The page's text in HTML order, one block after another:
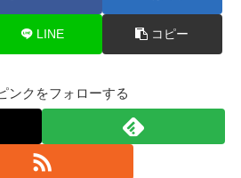
LINE コピー
ンクをフォローする